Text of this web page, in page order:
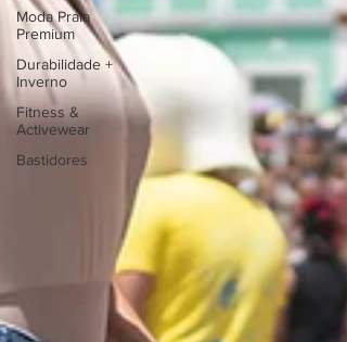
Moda Praia
Premium
Durabilidade +
Inverno
Fitness &
Activewear
Bastidores